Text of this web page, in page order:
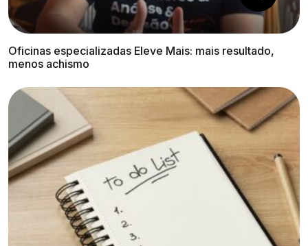
Oficinas especializadas Eleve Mais: mais resultado,
menos achismo